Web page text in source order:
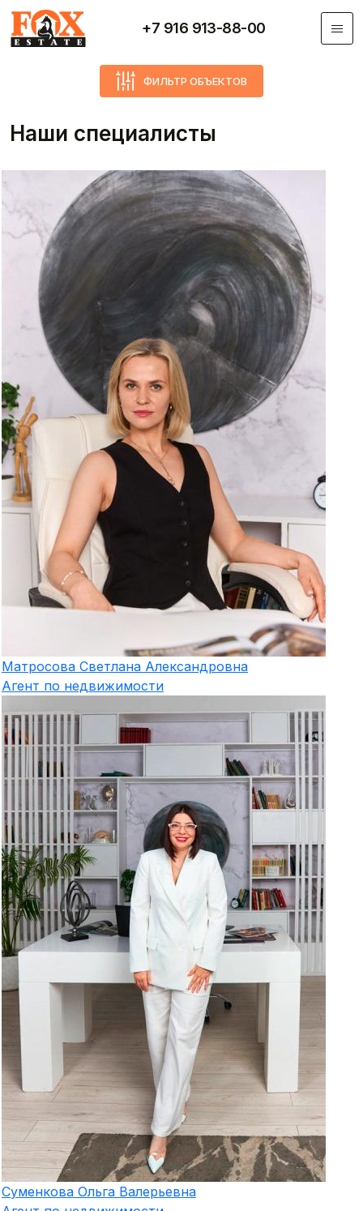
Перейти к основному содержанию
+7 916 913-88-00
ФИЛЬТР ОБЪЕКТОВ
Наши специалисты
Матросова Светлана Александровна
Агент по недвижимости
Суменкова Ольга Валерьевна